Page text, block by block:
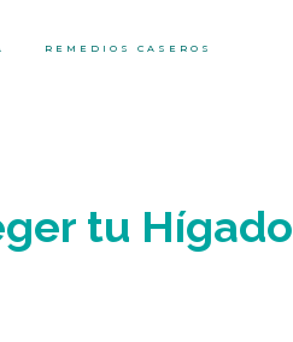
REMEDIOS CASEROS
tu Hígado